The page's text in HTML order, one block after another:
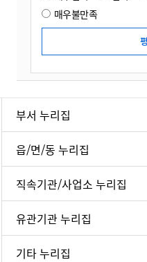
매우불만족
부서 누리집
읍/면/동 누리집
직속기관/사업소 누리집
유관기관 누리집
기타 누리집